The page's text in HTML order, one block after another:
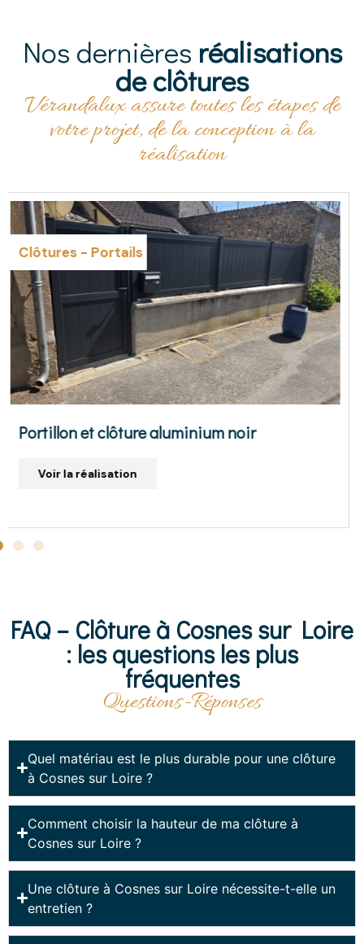
Nos dernières réalisations
de clôtures
Vérandalux assure toutes les étapes de
votre projet, de la conception à la
réalisation
Clôtures-Portails
Cloture aluminium gris anthracite
FAQ – Clôture à Cosnes sur Loire
: les questions les plus
fréquentes
Questions-Réponses
Quel matériau est le plus durable pour une clôture
à Cosnes sur Loire ?
Comment choisir la hauteur de ma clôture à
Cosnes sur Loire ?
Une clôture à Cosnes sur Loire nécessite-t-elle un
entretien ?